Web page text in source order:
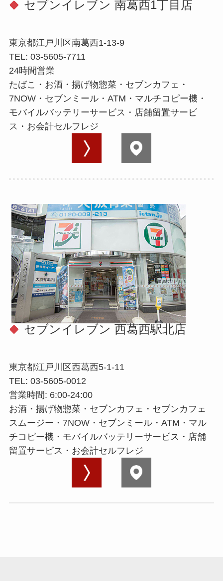
セブンイレブン 南葛西1丁目店
東京都江戸川区南葛西1-13-9
TEL: 03-5605-7711
24時間営業
たばこ・お酒・揚げ物惣菜・セブンカフェ・
7NOW・セブンミール・ATM・マルチコピー機・
モバイルバッテリーサービス・店舗留置サービ
ス・お会計セルフレジ
セブンイレブン 西葛西駅北店
東京都江戸川区西葛西5-1-11
TEL: 03-5605-0012
営業時間: 6:00-24:00
お酒・揚げ物惣菜・セブンカフェ・セブンカフェ
スムージー・7NOW・セブンミール・ATM・マル
チコピー機・モバイルバッテリーサービス・店舗
留置サービス・お会計セルフレジ